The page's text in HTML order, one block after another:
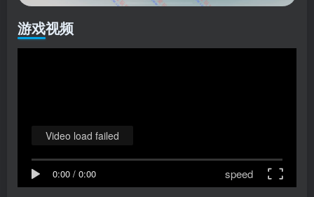
游戏视频
0:00 / 0:00 speed
Video load failed